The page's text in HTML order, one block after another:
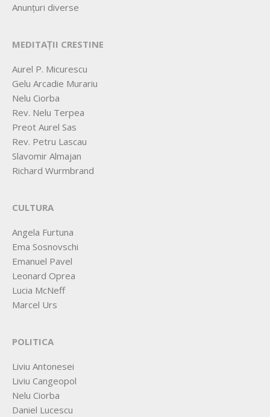
Anunțuri diverse
MEDITAȚII CRESTINE
Aurel P. Micurescu
Gelu Arcadie Murariu
Nelu Ciorba
Rev. Nelu Terpea
Preot Aurel Sas
Rev. Petru Lascau
Slavomir Almajan
Richard Wurmbrand
CULTURA
Angela Furtuna
Ema Sosnovschi
Emanuel Pavel
Leonard Oprea
Lucia McNeff
Marcel Urs
POLITICA
Liviu Antonesei
Liviu Cangeopol
Nelu Ciorba
Daniel Lucescu